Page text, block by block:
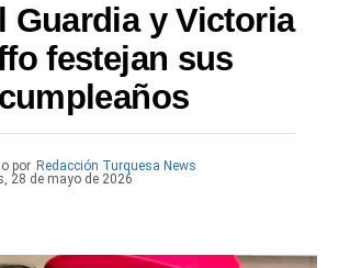
Guardia y Victoria
festejan sus
cumpleaños
por Redacción Turquesa News
28 de mayo de 2026